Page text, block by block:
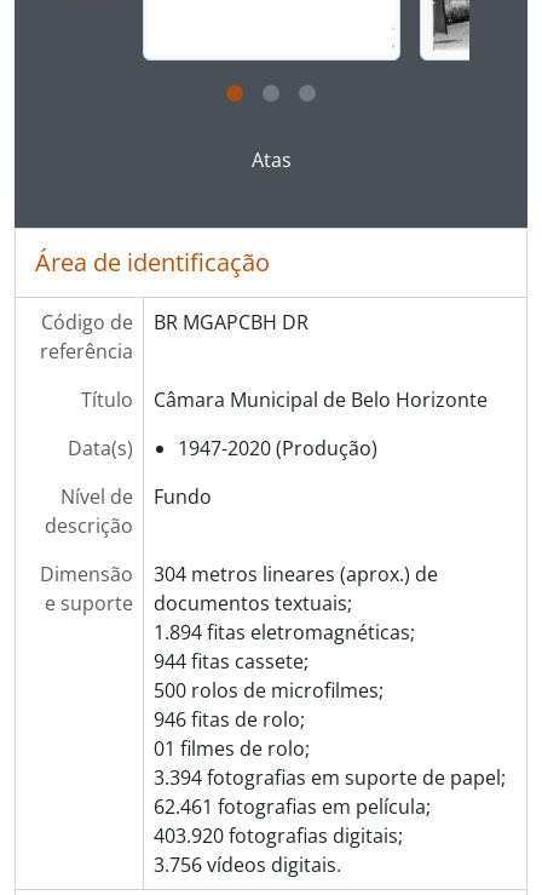
Atas
Área de identificação
Código de
referência
BR MGAPCBH DR
Título
Câmara Municipal de Belo Horizonte
Data(s)
1947-2020 (Produção)
Nível de
descrição
Fundo
Dimensão
e suporte
304 metros lineares (aprox.) de
documentos textuais;
1.894 fitas eletromagnéticas;
944 fitas cassete;
500 rolos de microfilmes;
946 fitas de rolo;
01 filmes de rolo;
3.394 fotografias em suporte de papel;
62.461 fotografias em película;
403.920 fotografias digitais;
3.756 vídeos digitais.